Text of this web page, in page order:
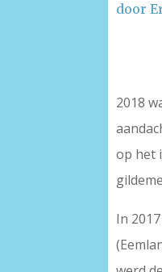
door
2018
op het
In